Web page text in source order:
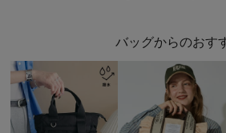
バッグからのおす